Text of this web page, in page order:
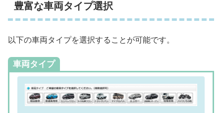
豊富な車両タイプ選択
以下の車両タイプを選択することが可能です。
車両タイプ